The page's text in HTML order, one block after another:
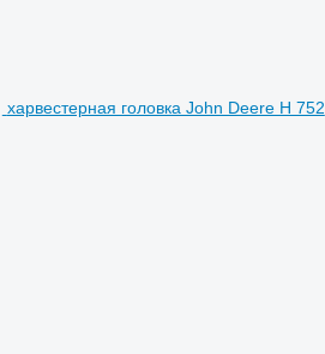
харвестерная головка John Deere H 752